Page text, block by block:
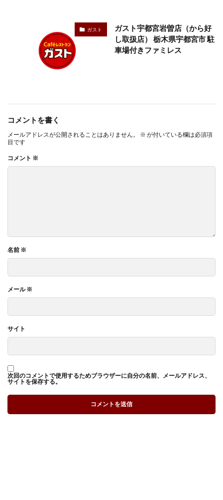
ガスト
ガスト宇都宮岩曽店（から好
し取扱店） 栃木県宇都宮市 駐
車場付きファミレス
コメントを書く
メールアドレスが公開されることはありません。 ※ が付いている欄は必須項
目です
コメント ※
名前 ※
メール※
サイト
次回のコメントで使用するためブラウザーに自分の名前、メールアドレス、
サイトを保存する。